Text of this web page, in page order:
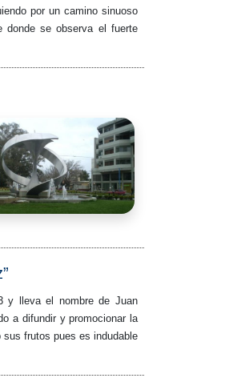
por un camino sinuoso
donde se observa el fuerte
y lleva el nombre de Juan
a difundir y promocionar la
frutos pues es indudable